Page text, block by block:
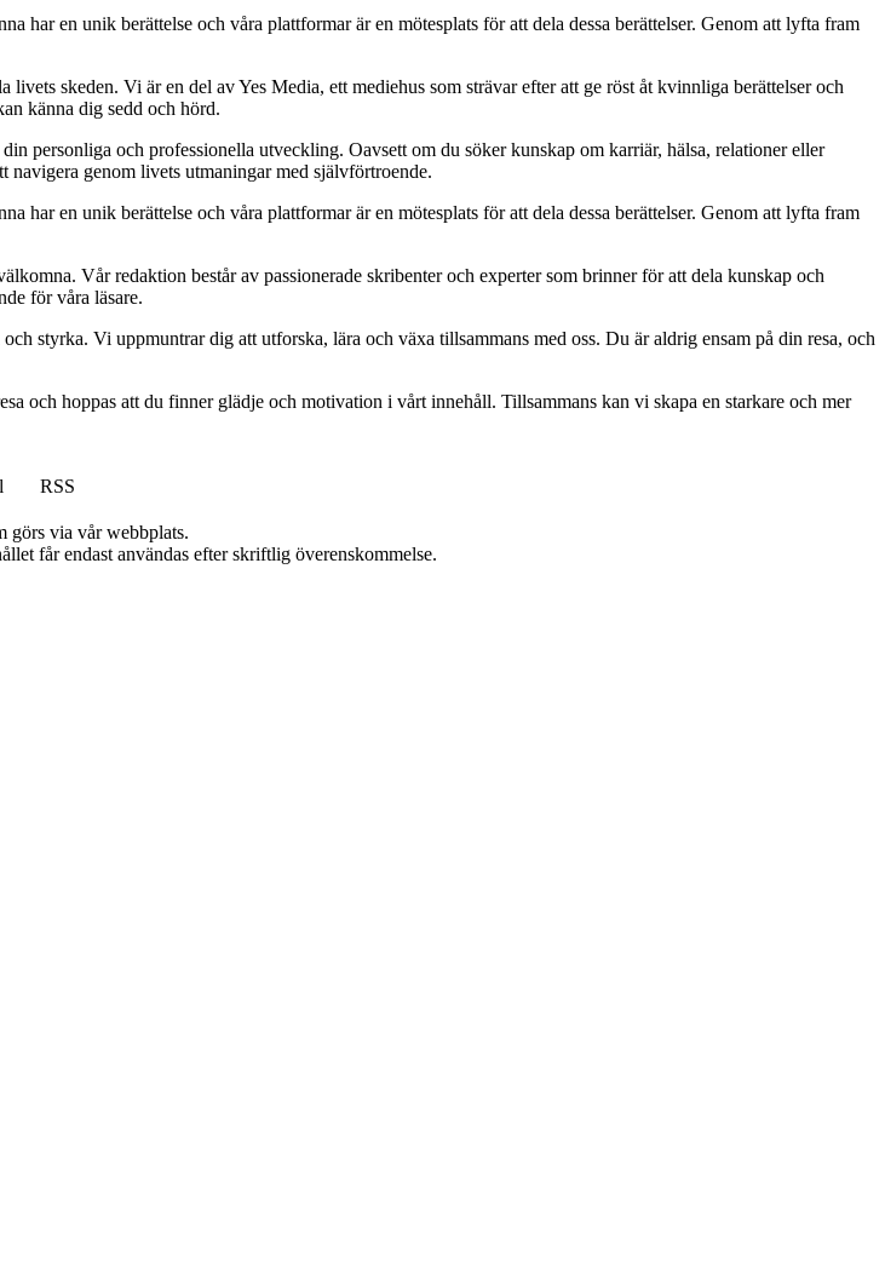
en unik berättelse och våra plattformar är en mötesplats för att dela dessa berättelser. Genom att lyfta fram
skeden. Vi är en del av Yes Media, ett mediehus som strävar efter att ge röst åt kvinnliga berättelser och
känna dig sedd och hörd.
personliga och professionella utveckling. Oavsett om du söker kunskap om karriär, hälsa, relationer eller
genom livets utmaningar med självförtroende.
en unik berättelse och våra plattformar är en mötesplats för att dela dessa berättelser. Genom att lyfta fram
Vår redaktion består av passionerade skribenter och experter som brinner för att dela kunskap och
för våra läsare.
styrka. Vi uppmuntrar dig att utforska, lära och växa tillsammans med oss. Du är aldrig ensam på din resa, och
och hoppas att du finner glädje och motivation i vårt innehåll. Tillsammans kan vi skapa en starkare och mer
RSS
görs via vår webbplats.
får endast användas efter skriftlig överenskommelse.